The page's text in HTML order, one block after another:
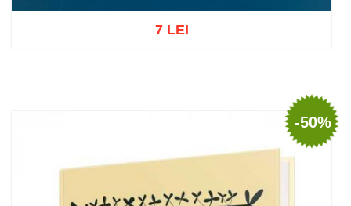
7 LEI
-50%